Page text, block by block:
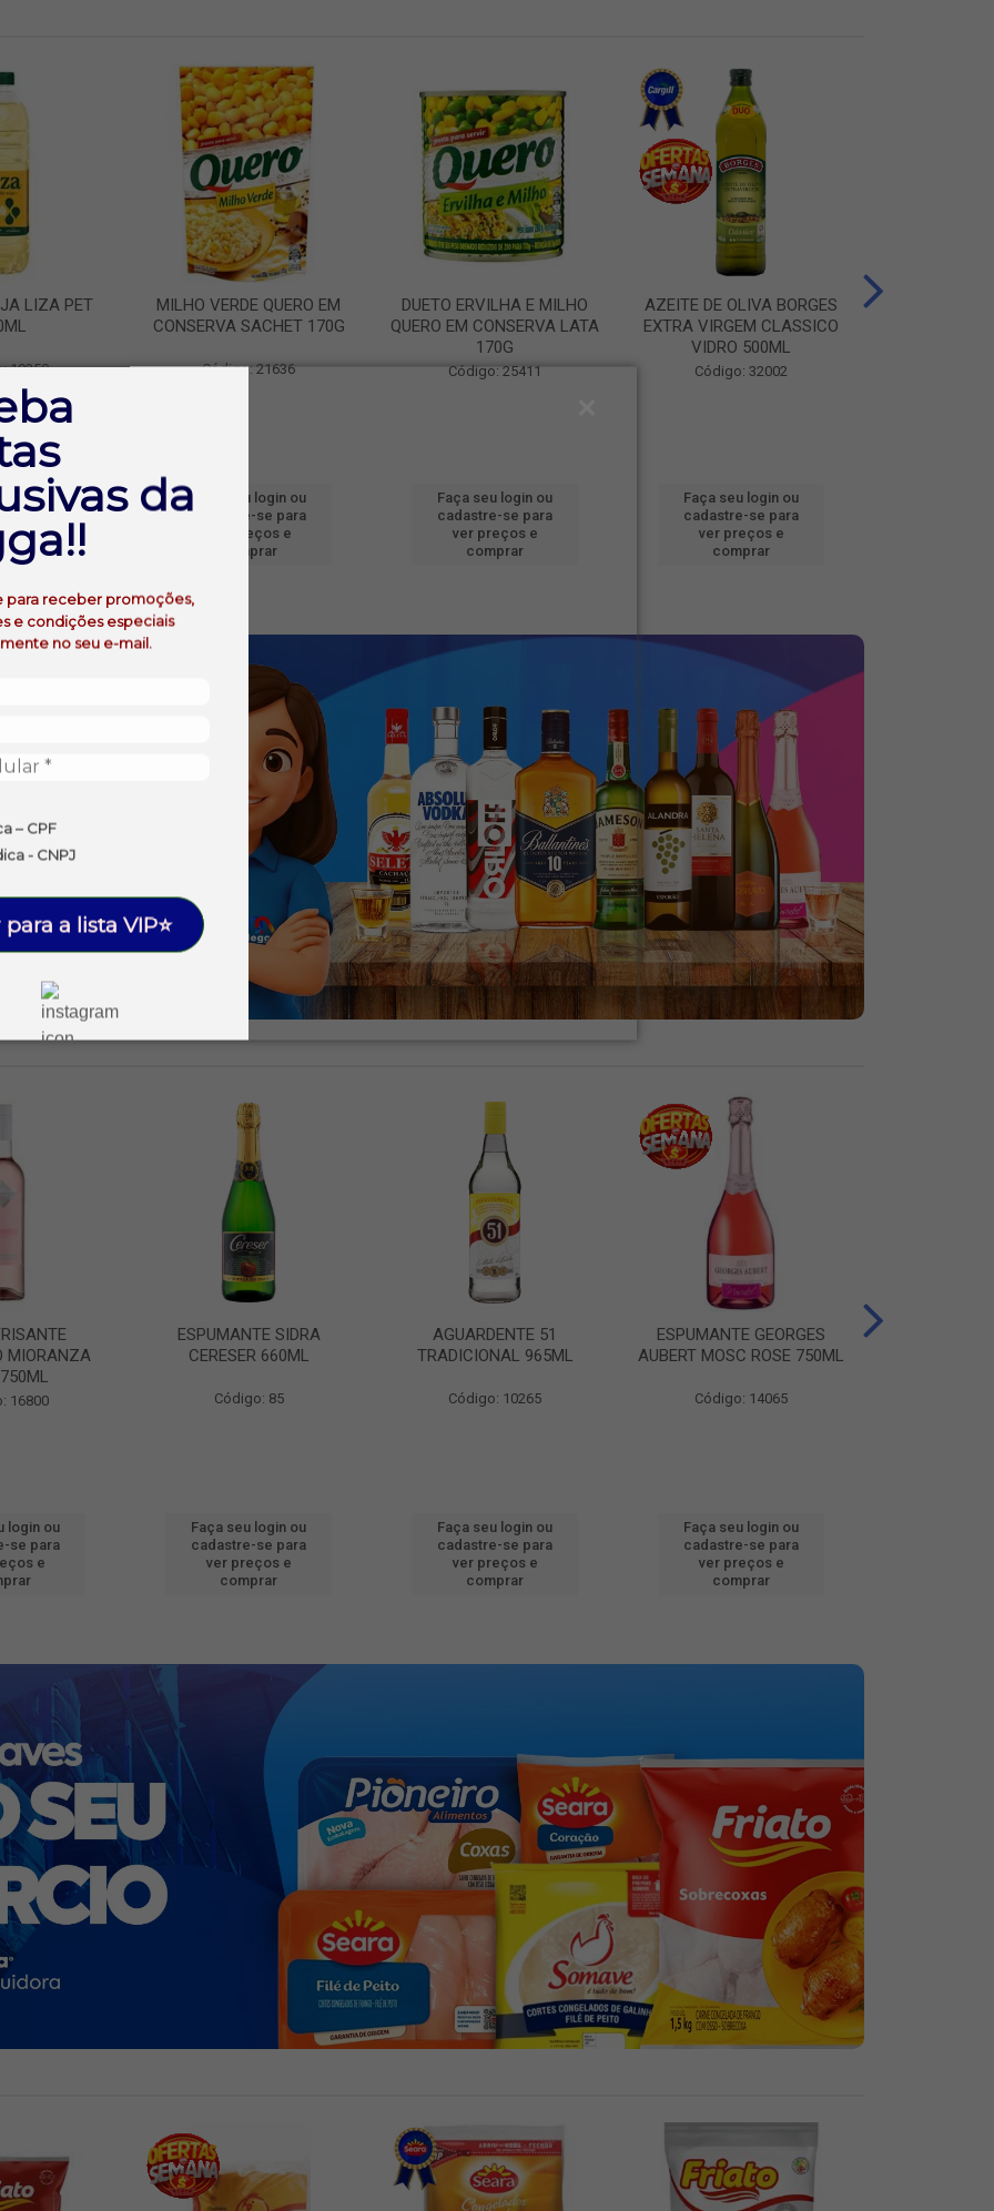
da
para receber promoções,
e condições especiais
no seu e-mail.
– CPF
- CNPJ
a lista VIP⭐
LIZA PET
19250
login ou
se para
e
MILHO VERDE QUERO EM
CONSERVA SACHET 170G
Código: 21636
Faça seu login ou
cadastre-se para
ver preços e
comprar
DUETO ERVILHA E MILHO
QUERO EM CONSERVA LATA
170G
Código: 25411
Faça seu login ou
cadastre-se para
ver preços e
comprar
AZEITE DE OLIVA BORGES
EXTRA VIRGEM CLASSICO
VIDRO 500ML
Código: 32002
Faça seu login ou
cadastre-se para
ver preços e
comprar
MIORANZA
16800
login ou
se para
e
ESPUMANTE SIDRA
CERESER 660ML
Código: 85
Faça seu login ou
cadastre-se para
ver preços e
comprar
AGUARDENTE 51
TRADICIONAL 965ML
Código: 10265
Faça seu login ou
cadastre-se para
ver preços e
comprar
ESPUMANTE GEORGES
AUBERT MOSC ROSE 750ML
Código: 14065
Faça seu login ou
cadastre-se para
ver preços e
comprar